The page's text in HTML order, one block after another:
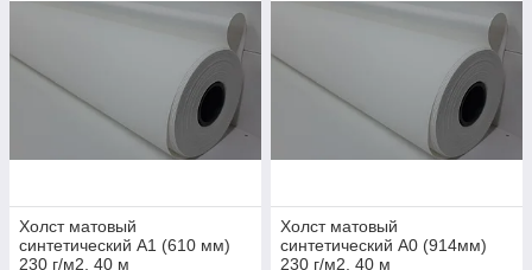
Холст матовый
синтетический А1 (610 мм)
230 г/м2, 40 м
Холст матовый
синтетический А0 (914мм)
230 г/м2, 40 м